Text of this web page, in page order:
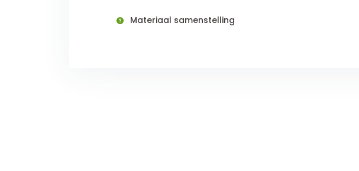
Materiaal samenstelling